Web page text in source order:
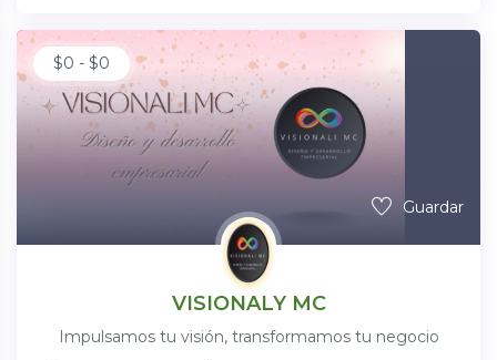
$0 - $0
Guardar
VISIONALY MC
Impulsamos tu visión, transformamos tu negocio